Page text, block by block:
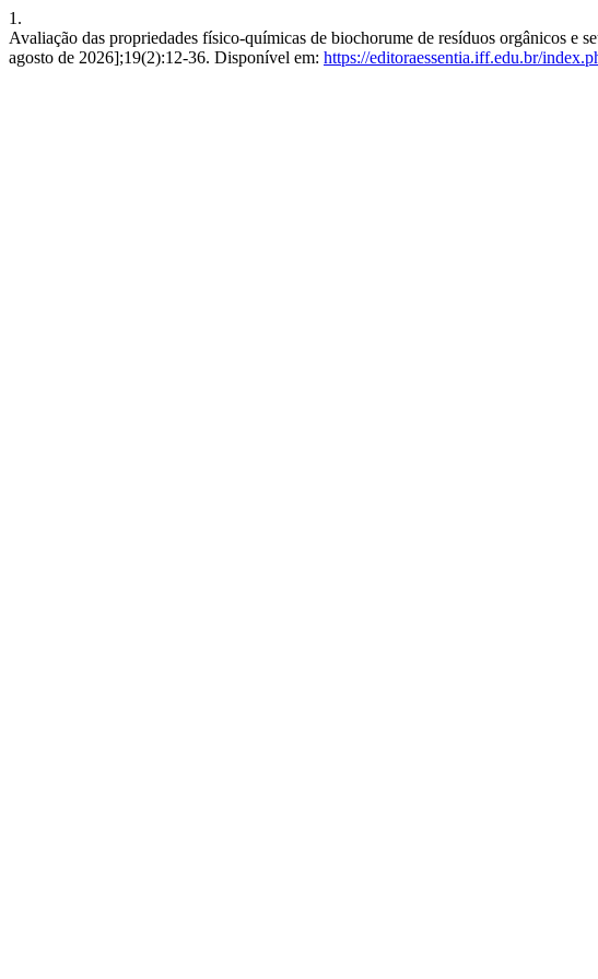
1.
Avaliação das propriedades físico-químicas de biochorume de resíduos orgânicos e
agosto de 2026];19(2):12-36. Disponível em: https://editoraessentia.iff.edu.br/